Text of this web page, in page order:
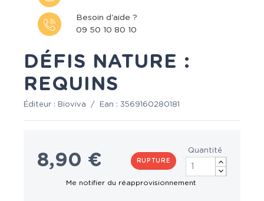
Besoin d'aide ?
09 50 10 80 10
DÉFIS NATURE :
REQUINS
Éditeur : Bioviva / Ean : 3569160280181
8,90 € RUPTURE
Quantité